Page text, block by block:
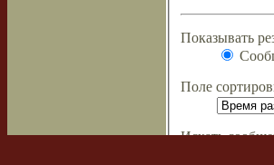
Показывать
Поле
Искать